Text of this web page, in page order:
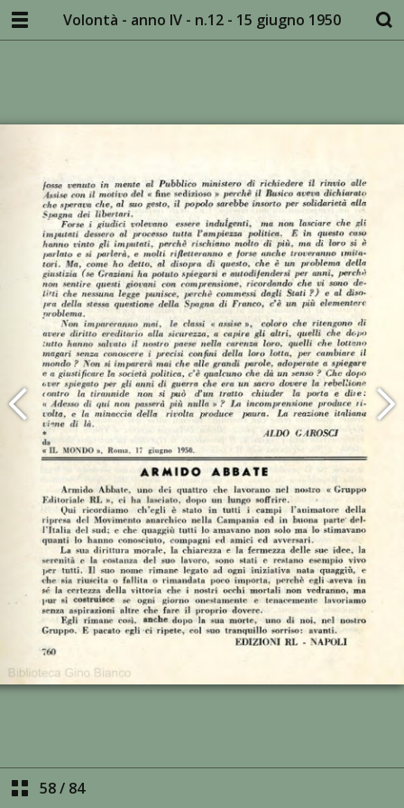
Volontà - anno IV - n.12 - 15 giugno 1950
58/ 84